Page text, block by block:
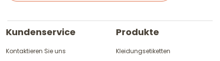
Kundenservice
Kontaktieren Sie uns
Produkte
Kleidungsetiketten